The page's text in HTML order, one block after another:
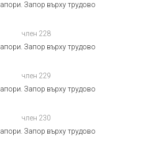
Запор върху трудово
член 228
Запор върху трудово
член 229
Запор върху трудово
член 230
Запор върху трудово